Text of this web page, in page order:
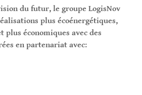
du futur, le groupe LogisNov
plus écoénergétiques,
plus économiques avec des
en partenariat avec: